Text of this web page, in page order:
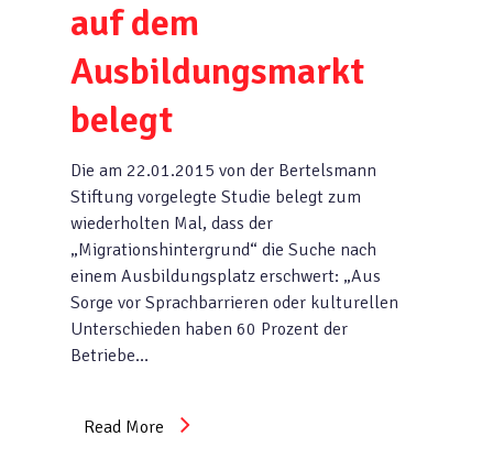
auf dem
Ausbildungsmarkt
belegt
Die am 22.01.2015 von der Bertelsmann
Stiftung vorgelegte Studie belegt zum
wiederholten Mal, dass der
„Migrationshintergrund“ die Suche nach
einem Ausbildungsplatz erschwert: „Aus
Sorge vor Sprachbarrieren oder kulturellen
Unterschieden haben 60 Prozent der
Betriebe…
Read More